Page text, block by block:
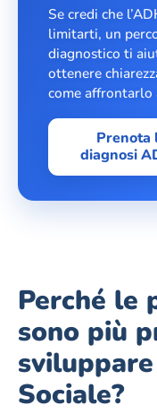
Se credi che
limitarti, un
diagnostico ti
ottenere
come affrontarlo
Prenota
diagnosi
Perché le
sono più
Sociale?